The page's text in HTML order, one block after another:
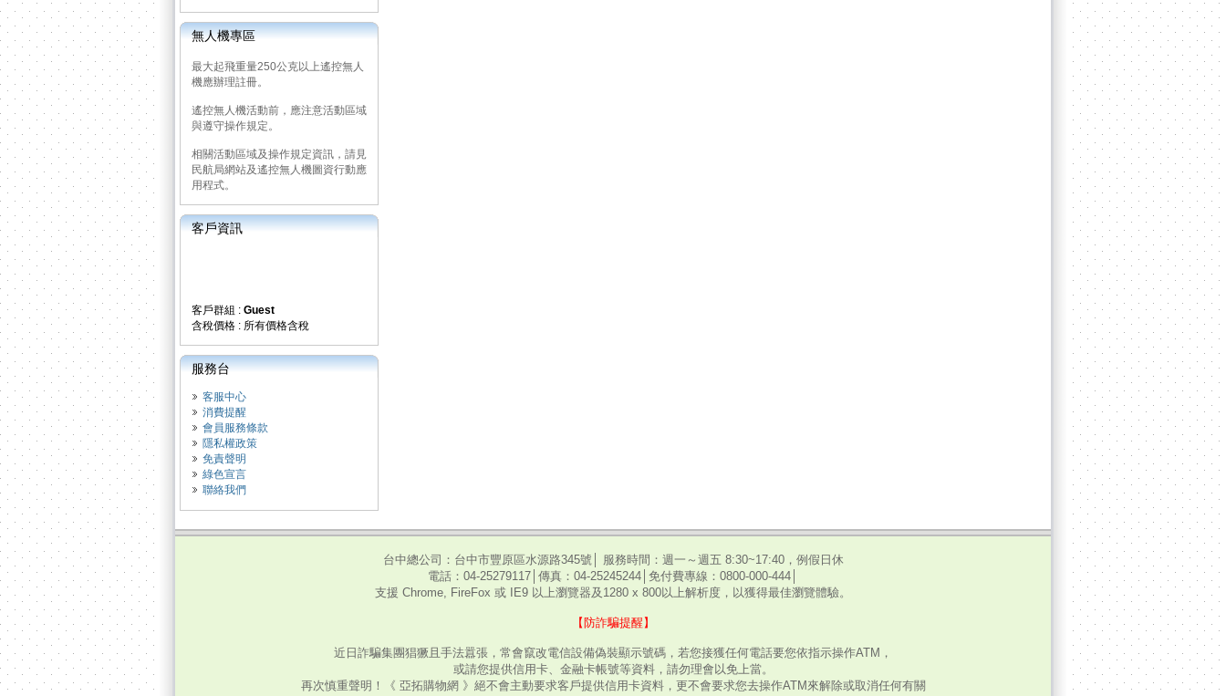
無人機專區
最大起飛重量250公克以上遙控無人
機應辦理註冊。
遙控無人機活動前，應注意活動區域
與遵守操作規定。
相關活動區域及操作規定資訊，請見
民航局網站及遙控無人機圖資行動應
用程式。
客戶資訊
客戶群組 : Guest
含稅價格 : 所有價格含稅
服務台
客服中心
消費提醒
會員服務條款
隱私權政策
免責聲明
綠色宣言
聯絡我們
台中總公司：台中市豐原區水源路345號│ 服務時間：週一～週五 8:30~17:40，例假日休
電話：04-25279117│傳真：04-25245244│免付費專線：0800-000-444│
支援 Chrome, FireFox 或 IE9 以上瀏覽器及1280 x 800以上解析度，以獲得最佳瀏覽體驗。
【防詐騙提醒】
近日詐騙集團猖獗且手法囂張，常會竄改電信設備偽裝顯示號碼，若您接獲任何電話要您依指示操作ATM，
或請您提供信用卡、金融卡帳號等資料，請勿理會以免上當。
再次慎重聲明！《 亞拓購物網 》絕不會主動要求客戶提供信用卡資料，更不會要求您去操作ATM來解除或取消任何有關